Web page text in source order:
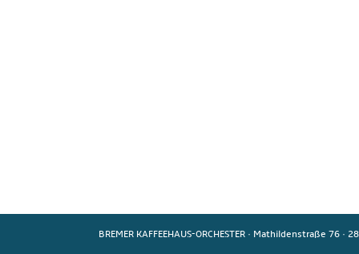
BREMER KAFFEEHAUS-ORCHESTER · Mathildenstraße 76 ·